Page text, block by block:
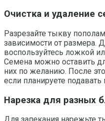
Очистка и удаление
Разрезайте тыкву
зависимости от размера.
воспользуйтесь ложкой
Семена можно оставить
них по желанию. После
если планируете
Нарезка для разных